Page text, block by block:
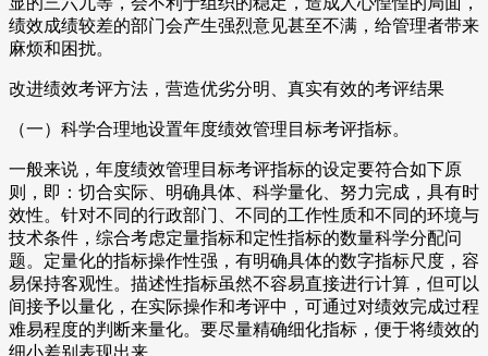
绩效成绩较差的部门会产生强烈意见甚至不满，给管理者带来
麻烦和困扰。
改进绩效考评方法，营造优劣分明、真实有效的考评结果
（一）科学合理地设置年度绩效管理目标考评指标。
一般来说，年度绩效管理目标考评指标的设定要符合如下原
则，即：切合实际、明确具体、科学量化、努力完成，具有时
效性。针对不同的行政部门、不同的工作性质和不同的环境与
技术条件，综合考虑定量指标和定性指标的数量科学分配问
题。定量化的指标操作性强，有明确具体的数字指标尺度，容
易保持客观性。描述性指标虽然不容易直接进行计算，但可以
间接予以量化，在实际操作和考评中，可通过对绩效完成过程
难易程度的判断来量化。要尽量精确细化指标，便于将绩效的
细小差别表现出来。